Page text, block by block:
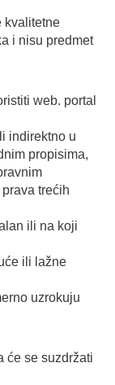
kvalitetne
i nisu predmet
web. portal
indirektno u
propisima,
trećih
ili na koji
ili lažne
uzrokuju
se suzdržati